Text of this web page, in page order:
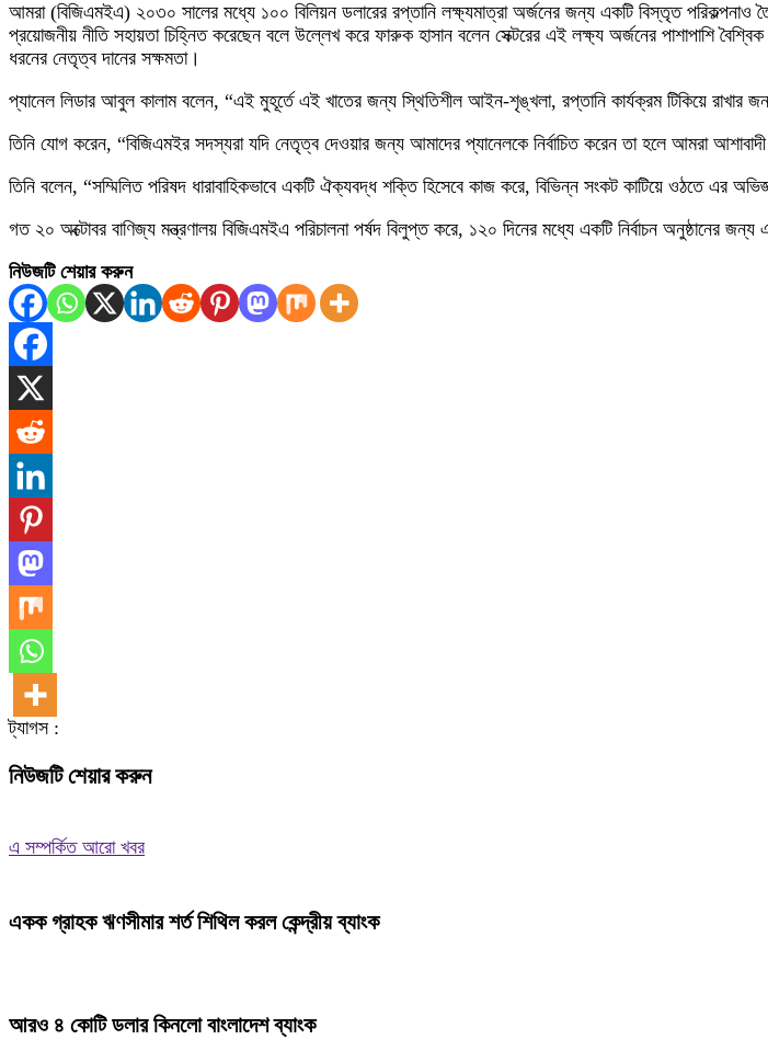
আমরা (বিজিএমইএ) ২০৩০ সালের মধ্যে ১০০ বিলিয়ন ডলারের রপ্তানি লক্ষ্যমাত্রা অর্জনের জন্য একটি বিস্তৃত পরিকল্পনাও
প্রয়োজনীয় নীতি সহায়তা চিহ্নিত করেছেন বলে উল্লেখ করে ফারুক হাসান বলেন সেক্টরের এই লক্ষ্য অর্জনের পাশাপাশি
ধরনের নেতৃত্ব দানের সক্ষমতা।
প্যানেল লিডার আবুল কালাম বলেন, “এই মুহূর্তে এই খাতের জন্য স্থিতিশীল আইন-শৃঙ্খলা, রপ্তানি কার্যক্রম টিকিয়ে রাখার
তিনি যোগ করেন, “বিজিএমইর সদস্যরা যদি নেতৃত্ব দেওয়ার জন্য আমাদের প্যানেলকে নির্বাচিত করেন তা হলে আমরা
তিনি বলেন, “সম্মিলিত পরিষদ ধারাবাহিকভাবে একটি ঐক্যবদ্ধ শক্তি হিসেবে কাজ করে, বিভিন্ন সংকট কাটিয়ে ওঠতে এর
গত ২০ অক্টোবর বাণিজ্য মন্ত্রণালয় বিজিএমইএ পরিচালনা পর্ষদ বিলুপ্ত করে, ১২০ দিনের মধ্যে একটি নির্বাচন অনুষ্ঠানের
নিউজটি শেয়ার করুন
ট্যাগস :
নিউজটি শেয়ার করুন
এ সম্পর্কিত আরো খবর
একক গ্রাহক ঋণসীমার শর্ত শিথিল করল কেন্দ্রীয় ব্যাংক
আরও ৪ কোটি ডলার কিনলো বাংলাদেশ ব্যাংক